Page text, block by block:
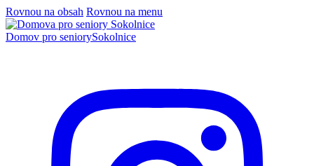
Rovnou na obsah Rovnou na menu
Domov pro seniorySokolnice